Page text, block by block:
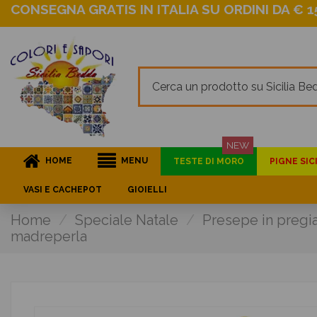
CONSEGNA GRATIS IN ITALIA SU ORDINI DA €
HOME MENU TESTE DI MORO
NEW
PIGNE
VASI E CACHEPOT GIOIELLI
Home Speciale Natale
Presepe in
madreperla